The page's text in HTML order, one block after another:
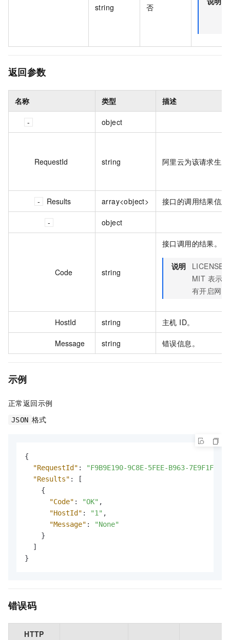
string 否
返回参数
名称 类型 描述
object
RequestId string 阿里云为该请求生
Results array<object> 接口的调用结果信
object
Code string
接口调用的结果。
说明
MIT 表示
有开启网
HostId string 主机 ID。
Message string 错误信息。
示例
正常返回示例
JSON 格式
{
"RequestId" :
"F9B9E190-9C8E-5FEE-B963-
"Results" :
[
{
"Code" : "OK" ,
"HostId" : "1" ,
"Message" :
"None"
}
]
}
错误码
HTTP